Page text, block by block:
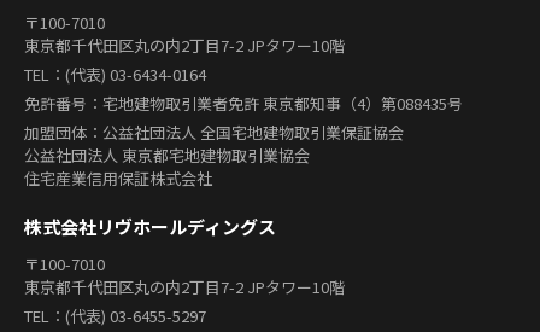
〒100-7010
東京都千代田区丸の内2丁目7-2 JPタワー10階
TEL：(代表) 03-6434-0164
免許番号：宅地建物取引業者免許 東京都知事（4）第088435号
加盟団体：公益社団法人 全国宅地建物取引業保証協会
公益社団法人 東京都宅地建物取引業協会
住宅産業信用保証株式会社
株式会社リヴホールディングス
〒100-7010
東京都千代田区丸の内2丁目7-2 JPタワー10階
TEL：(代表) 03-6455-5297